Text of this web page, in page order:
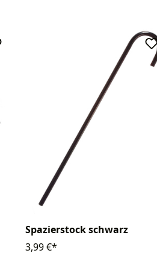
Spazierstock schwarz
3,99 €*